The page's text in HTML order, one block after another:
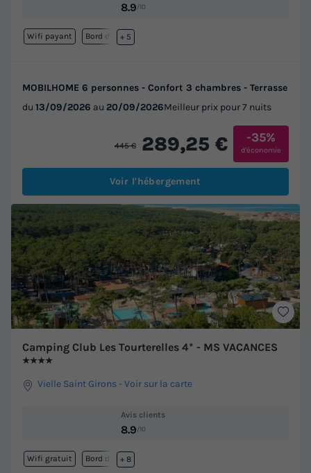
8.9/10
Wifi payant Bord de mer
+ 5
MOBILHOME 6 personnes - Confort 3 chambres - Terrasse
du 13/09/2026 au 20/09/2026Meilleur prix pour 7 nuits
445 € 289,25 € -35%
d'économie
Voir l'hébergement
Camping Club Les Tourterelles 4* - MS VACANCES
★★★★
Vielle Saint Girons -Voir sur la carte
Avis clients
8.9/10
Wifi gratuit Bord de mer
+ 8